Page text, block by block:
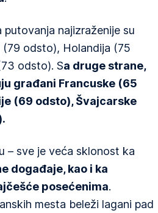
najizraženije su
odsto), Holandija (75
odsto). Sa druge strane,
građani Francuske (65
(69 odsto), Švajcarske
– sve je veća sklonost ka
događaje, kao i ka
posećenima.
mesta beleži lagani pad